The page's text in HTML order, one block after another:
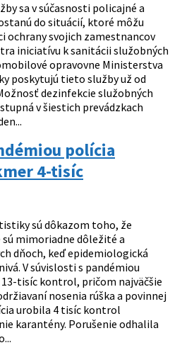
sa v súčasnosti policajné a
do situácií, ktoré môžu
ochrany svojich zamestnancov
iniciatívu k sanitácii služobných
opravovne Ministerstva
poskytujú tieto služby už od
dezinfekcie služobných
v šiestich prevádzkach
polícia
4-tisíc
sú dôkazom toho, že
mimoriadne dôležité a
dňoch, keď epidemiologická
V súvislosti s pandémiou
tisíc kontrol, pričom najväčšie
nosenia rúška a povinnej
urobila 4 tisíc kontrol
karantény. Porušenie odhalila